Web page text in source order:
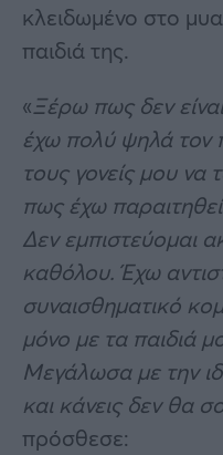
κλειδωμένο στο
παιδιά της.
«Ξέρω πως δεν
έχω πολύ ψηλά τον
τους γονείς μου να
πως έχω
Δεν εμπιστεύομαι
καθόλου. Έχω
συναισθηματικό
μόνο με τα παιδιά
Μεγάλωσα με την
και κάνεις δεν θα
πρόσθεσε: